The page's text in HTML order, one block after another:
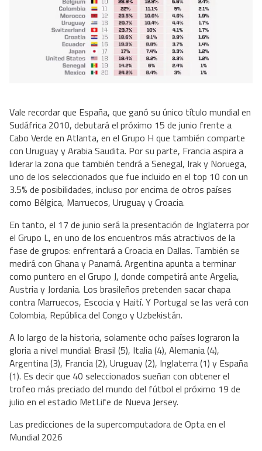
Vale recordar que España, que ganó su único título mundial en
Sudáfrica 2010, debutará el próximo 15 de junio frente a
Cabo Verde en Atlanta, en el Grupo H que también comparte
con Uruguay y Arabia Saudita. Por su parte, Francia aspira a
liderar la zona que también tendrá a Senegal, Irak y Noruega,
uno de los seleccionados que fue incluido en el top 10 con un
3.5% de posibilidades, incluso por encima de otros países
como Bélgica, Marruecos, Uruguay y Croacia.
En tanto, el 17 de junio será la presentación de Inglaterra por
el Grupo L, en uno de los encuentros más atractivos de la
fase de grupos: enfrentará a Croacia en Dallas. También se
medirá con Ghana y Panamá. Argentina apunta a terminar
como puntero en el Grupo J, donde competirá ante Argelia,
Austria y Jordania. Los brasileños pretenden sacar chapa
contra Marruecos, Escocia y Haití. Y Portugal se las verá con
Colombia, República del Congo y Uzbekistán.
A lo largo de la historia, solamente ocho países lograron la
gloria a nivel mundial: Brasil (5), Italia (4), Alemania (4),
Argentina (3), Francia (2), Uruguay (2), Inglaterra (1) y España
(1). Es decir que 40 seleccionados sueñan con obtener el
trofeo más preciado del mundo del fútbol el próximo 19 de
julio en el estadio MetLife de Nueva Jersey.
Las predicciones de la supercomputadora de Opta en el
Mundial 2026